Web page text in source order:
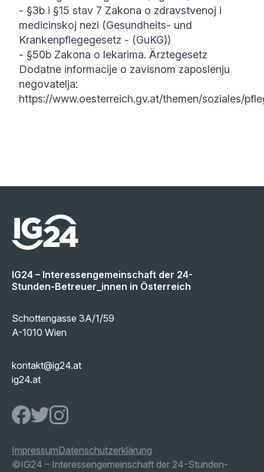
- §3b i §15 stav 7 Zakona o zdravstvenoj i
medicinskoj nezi (Gesundheits- und
Krankenpflegegesetz - (GuKG))
- §50b Zakona o lekarima. Ärztegesetz
Dodatne informacije o zavisnom zaposlenju
negovatelja:
https://www.oesterreich.gv.at/themen/soziales/
IG24 – Interessengemeinschaft der 24-
Stunden-Betreuer_innen in Österreich
Schottengasse 3A/1/59
A-1010 Wien
kontakt@ig24.at
ig24.at
IG24 Facebook page
IG24 Twitter page
IG24 Instagram page
ImpressumDatenschutzerklärung
©IG24 – Interessengemeinschaft der 24-Stunden-